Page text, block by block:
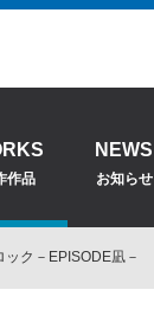
作品
NEWS
お知らせ
ク－EPISODE凪－